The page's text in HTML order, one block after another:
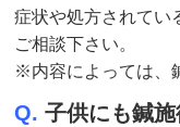
症状や処方されてい
ご相談下さい。
※内容によっては、
Q.子供にも鍼